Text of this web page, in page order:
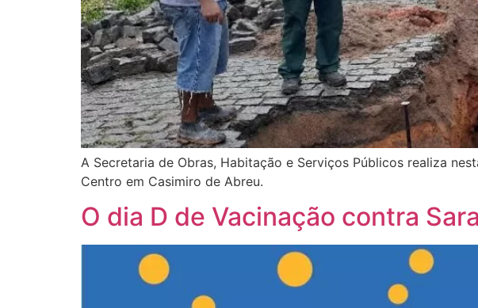
A Secretaria de Obras, Habitação e Serviços Públicos realiza
Centro em Casimiro de Abreu.
O dia D de Vacinação contra